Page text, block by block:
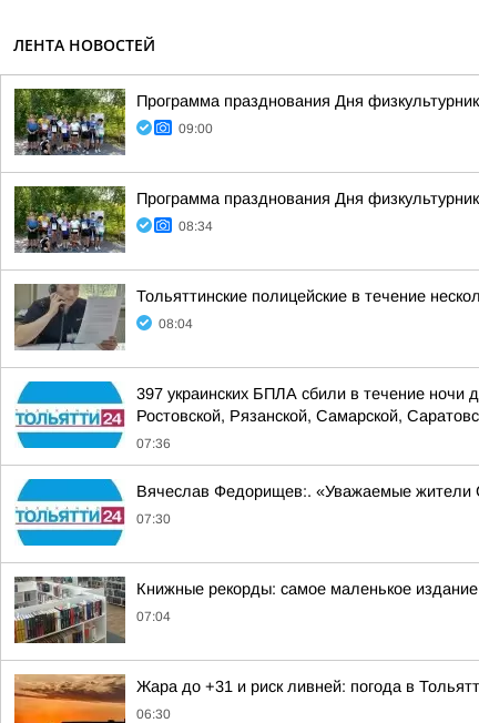
ЛЕНТА НОВОСТЕЙ
Программа празднования Дня
09:00
Программа празднования Дня
08:34
Тольяттинские полицейские в течение
08:04
397 украинских БПЛА сбили в течение ночи
Ростовской, Рязанской, Самарской,
07:36
Вячеслав Федорищев:. «Уважаемые жители
07:30
Книжные рекорды: самое маленькое
07:04
Жара до +31 и риск ливней: погода в
06:30